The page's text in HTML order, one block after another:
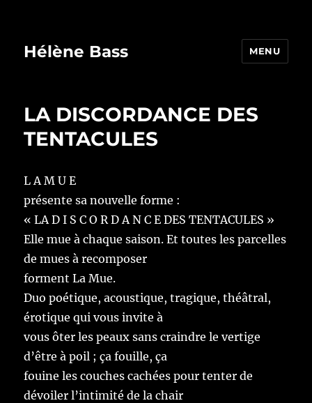
Hélène Bass MENU
LA DISCORDANCE DES
TENTACULES
L A M U E
présente sa nouvelle forme :
« LA D I S C O R D A N C E DES TENTACULES »
Elle mue à chaque saison. Et toutes les parcelles
de mues à recomposer
forment La Mue.
Duo poétique, acoustique, tragique, théâtral,
érotique qui vous invite à
vous ôter les peaux sans craindre le vertige
d’être à poil ; ça fouille, ça
fouine les couches cachées pour tenter de
dévoiler l’intimité de la chair